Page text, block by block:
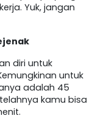
Yuk, jangan
diri untuk
untuk
adalah 45
kamu bisa